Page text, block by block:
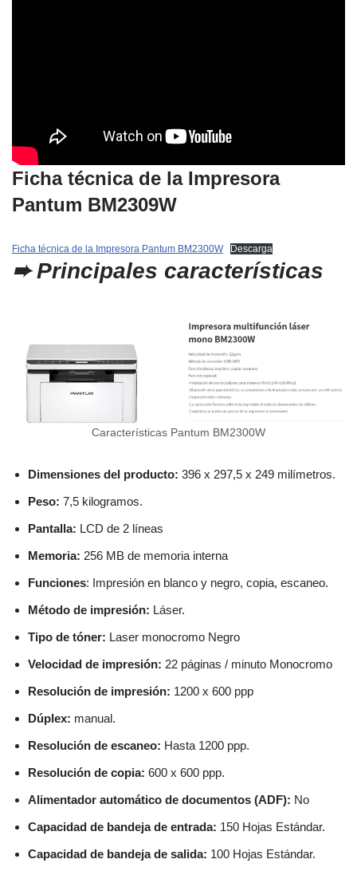
Ficha técnica de la Impresora
Pantum BM2309W
Ficha técnica de la Impresora Pantum BM2300W Descarga
➨Principales características
Características Pantum BM2300W
Dimensiones del producto: 396 x 297,5 x 249 milímetros.
Peso: 7,5 kilogramos.
Pantalla: LCD de 2 líneas
Memoria: 256 MB de memoria interna
Funciones: Impresión en blanco y negro, copia, escaneo.
Método de impresión: Láser.
Tipo de tóner: Laser monocromo Negro
Velocidad de impresión: 22 páginas / minuto Monocromo
Resolución de impresión: 1200 x 600 ppp
Dúplex: manual.
Resolución de escaneo: Hasta 1200 ppp.
Resolución de copia: 600 x 600 ppp.
Alimentador automático de documentos (ADF): No
Capacidad de bandeja de entrada: 150 Hojas Estándar.
Capacidad de bandeja de salida: 100 Hojas Estándar.